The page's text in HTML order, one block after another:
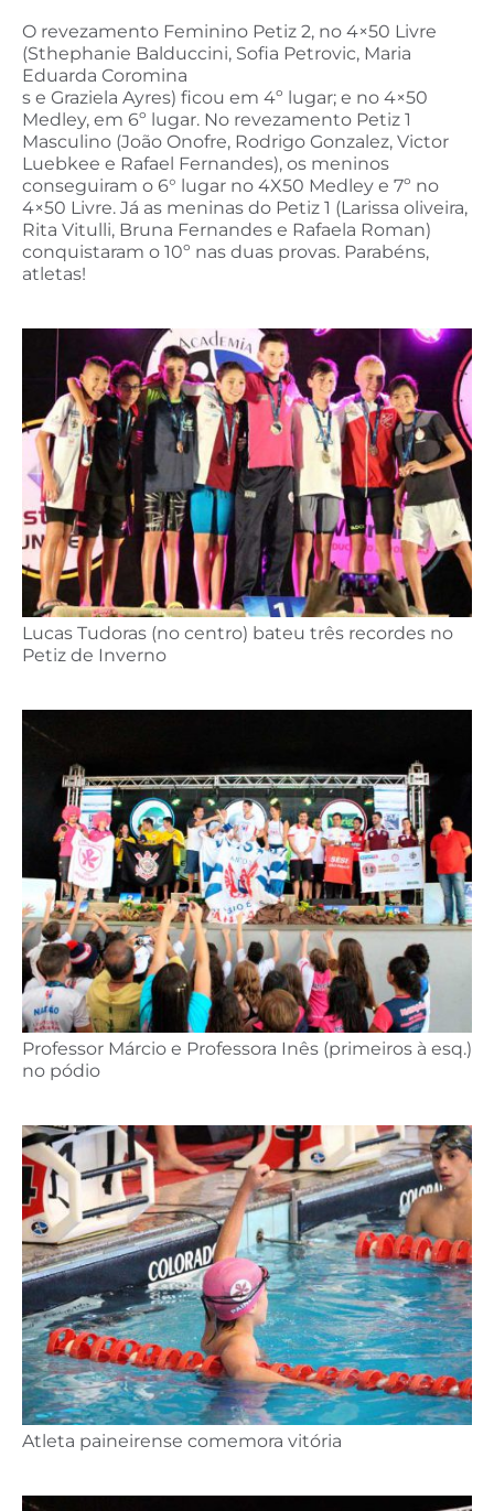
O revezamento Feminino Petiz 2, no 4×50 Livre
(Sthephanie Balduccini, Sofia Petrovic, Maria
Eduarda Coromina
s e Graziela Ayres) ficou em 4º lugar; e no 4×50
Medley, em 6º lugar. No revezamento Petiz 1
Masculino (João Onofre, Rodrigo Gonzalez, Victor
Luebkee e Rafael Fernandes), os meninos
conseguiram o 6° lugar no 4X50 Medley e 7º no
4×50 Livre. Já as meninas do Petiz 1 (Larissa oliveira,
Rita Vitulli, Bruna Fernandes e Rafaela Roman)
conquistaram o 10º nas duas provas. Parabéns,
atletas!
Lucas Tudoras (no centro) bateu três recordes no
Petiz de Inverno
Professor Márcio e Professora Inês (primeiros à esq.)
no pódio
Atleta paineirense comemora vitória